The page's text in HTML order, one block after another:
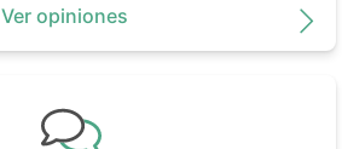
Ver opiniones